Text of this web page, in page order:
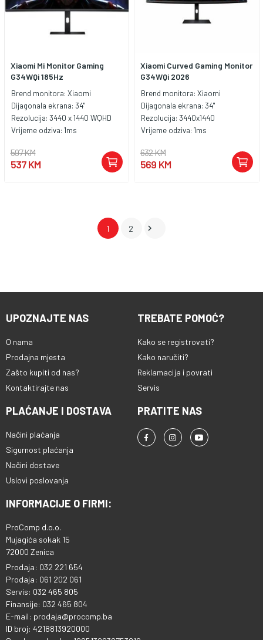
Xiaomi Mi Monitor Gaming
G34WQi 185Hz
Brend monitora: Xiaomi
Dijagonala ekrana: 34"
Rezolucija: 3440 x 1440 WQHD
Vrijeme odziva: 1ms
597 KM
537 KM
Xiaomi Curved Gaming Monitor
G34WQi 2026
Brend monitora: Xiaomi
Dijagonala ekrana: 34"
Rezolucija: 3440x1440
Vrijeme odziva: 1ms
632 KM
569 KM
1 2 
UPOZNAJTE NAS
O nama
Prodajna mjesta
Zašto kupiti od nas?
Kontaktirajte nas
TREBATE POMOĆ?
Kako se registrovati?
Kako naručiti?
Reklamacija i povrati
Servis
PLAĆANJE I DOSTAVA
Načini plaćanja
Sigurnost plaćanja
Načini dostave
Uslovi poslovanja
PRATITE NAS
INFORMACIJE O FIRMI:
ProComp d.o.o.
Mujagića sokak 15
72000 Zenica
Prodaja: 032 221 654
Prodaja: 061 202 061
Servis: 032 465 805
Finansije: 032 465 804
E-mail: prodaja@procomp.ba
ID broj: 4218813920000